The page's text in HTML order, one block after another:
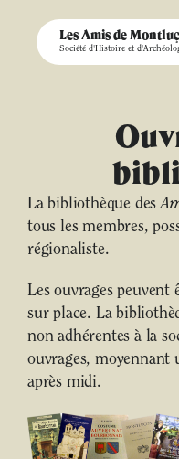
Les Amis de
Société d'Histoire et
La bibliothèque des
tous les membres,
régionaliste.
Les ouvrages
sur place. La
non adhérentes à la
ouvrages, moyennant
après midi.